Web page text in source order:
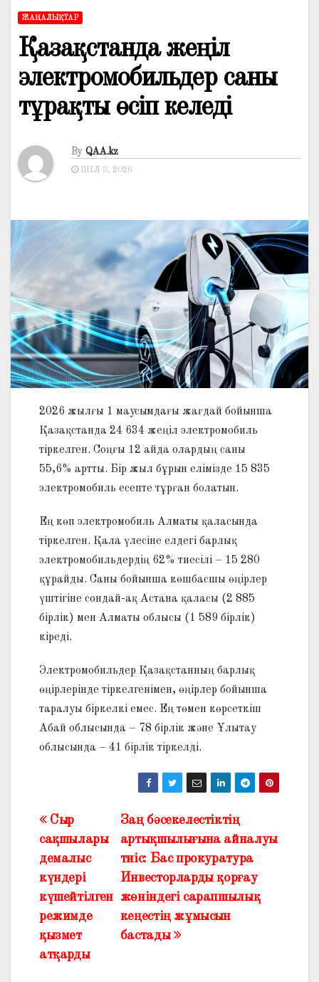
ЖАҢАЛЫҚТАР
Қазақстанда жеңіл
электромобильдер саны
тұрақты өсіп келеді
By QAA.kz
ШІЛ 3, 2026
2026 жылғы 1 маусымдағы жағдай бойынша
Қазақстанда 24 634 жеңіл электромобиль
тіркелген. Соңғы 12 айда олардың саны
55,6% артты. Бір жыл бұрын елімізде 15 835
электромобиль есепте тұрған болатын.
Ең көп электромобиль Алматы қаласында
тіркелген. Қала үлесіне елдегі барлық
электромобильдердің 62% тиесілі – 15 280
құрайды. Саны бойынша көшбасшы өңірлер
үштігіне сондай-ақ Астана қаласы (2 885
бірлік) мен Алматы облысы (1 589 бірлік)
кіреді.
Электромобильдер Қазақстанның барлық
өңірлерінде тіркелгенімен, өңірлер бойынша
таралуы біркелкі емес. Ең төмен көрсеткіш
Абай облысында – 78 бірлік және Ұлытау
облысында – 41 бірлік тіркелді.
Жазба
навигациясы
Заң бәсекелестіктің
артықшылығына айналуы
тиіс: Бас прокуратура
Инвесторларды қорғау
жөніндегі сарапшылық
кеңестің жұмысын
бастады
Сыр
сақшылары
демалыс
күндері
күшейтілген
режимде
қызмет
атқарды